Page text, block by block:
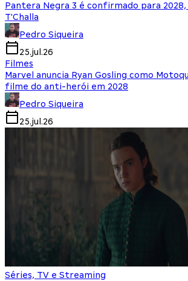
Pantera Negra 3 é confirmado para 2028,
T'Challa
Pedro Siqueira
25.jul.26
Filmes
Marvel anuncia Ryan Gosling como
filme do anti-herói em 2028
Pedro Siqueira
25.jul.26
Séries, TV e Streaming